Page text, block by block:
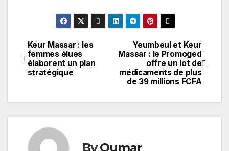
Navigation
de
Yeumbeul et Keur
Massar : le Promoged
offre un lot de
médicaments de plus
de 39 millions FCFA
Keur Massar : les
femmes élues
élaborent un plan
stratégique
ByOumar